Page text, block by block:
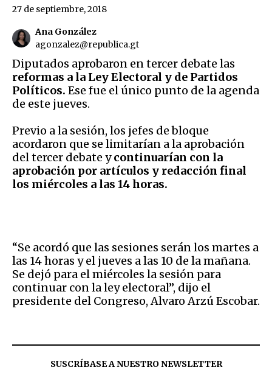
Ana González
agonzalez@republica.gt
27 de septiembre, 2018
Diputados aprobaron en tercer debate las
reformas a la Ley Electoral y de Partidos
Políticos. Ese fue el único punto de la agenda
de este jueves.
Previo a la sesión, los jefes de bloque
acordaron que se limitarían a la aprobación
del tercer debate ycontinuarían con la
aprobación por artículos y redacción final
los miércoles a las 14 horas.
“Se acordó que las sesiones serán los martes a
las 14 horas y el jueves a las 10 de la mañana.
Se dejó para el miércoles la sesión para
continuar con la ley electoral”, dijo el
presidente del Congreso, Alvaro Arzú Escobar.
SUSCRÍBASE A NUESTRO NEWSLETTER